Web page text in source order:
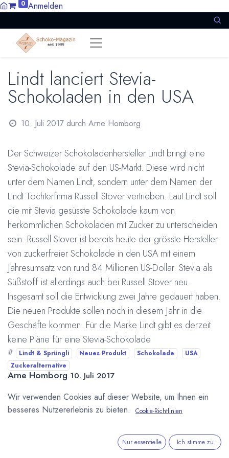
0 Anmelden
Lindt lanciert Stevia-
Schokoladen in den USA
10. Juli 2017 durch Arne Homborg
Der Schweizer Schokoladenhersteller Lindt bringt eine
Stevia-Schokolade auf den US-Markt. Diese wird nicht
unter dem Namen Lindt, sondern unter dem Namen der
Lindt Tochterfirma Russell Stover vertrieben. Laut Lindt soll
die mit Stevia gesüsste Schokolade kaum von
herkömmlichen Schokoladen mit Zucker zu unterscheiden
sein. Russell Stover ist bereits heute der grösste Hersteller
von zuckerfreier Schokolade in den USA mit einem
Jahresumsatz von rund 84 Millionen US-Dollar. Stevia als
Süßstoff ist allerdings auch bei Russell Stover neu.
Insgesamt soll die Entwicklung zwei Jahre gedauert haben.
Die neuen Produkte sollen noch in diesem Jahr in die
Geschäfte kommen. Für die Marke Lindt gibt es derzeit
keine Pläne für eine Stevia-Schokolade
# Lindt & Sprüngli Neues Produkt Schokolade
USA
Zuckeralternative
Arne Homborg 10. Juli 2017
DIESEN BEITRAG TEILEN
Wir verwenden Cookies auf dieser Website, um Ihnen ein
besseres Nutzererlebnis zu bieten.
Cookie-Richtlinien
Nur essentielle Ich stimme zu